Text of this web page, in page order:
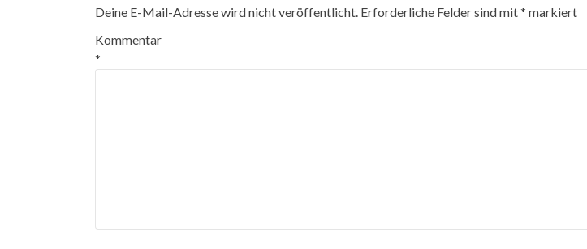
Deine E-Mail-Adresse wird nicht veröffentlicht. Erforderliche Felder sind mit* markiert
Kommentar
*